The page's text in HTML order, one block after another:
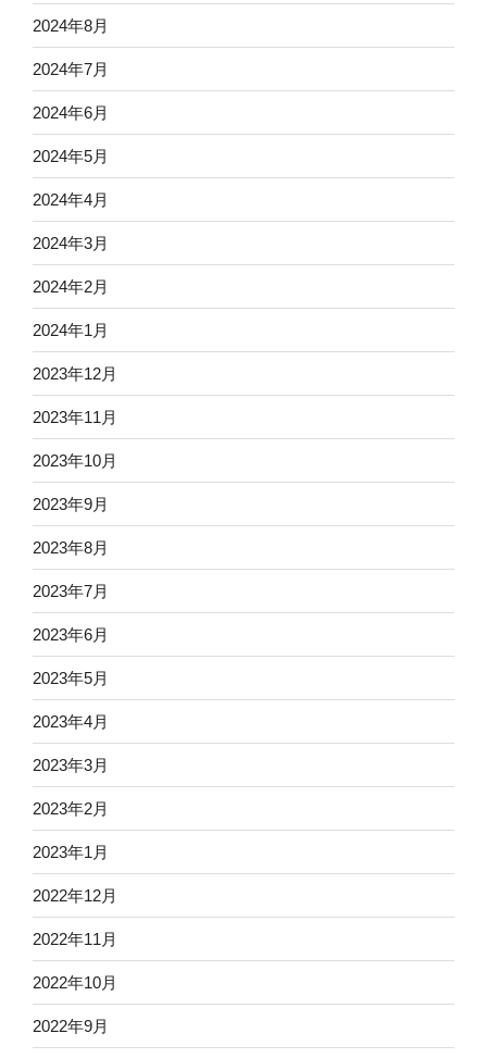
2024年8月
2024年7月
2024年6月
2024年5月
2024年4月
2024年3月
2024年2月
2024年1月
2023年12月
2023年11月
2023年10月
2023年9月
2023年8月
2023年7月
2023年6月
2023年5月
2023年4月
2023年3月
2023年2月
2023年1月
2022年12月
2022年11月
2022年10月
2022年9月